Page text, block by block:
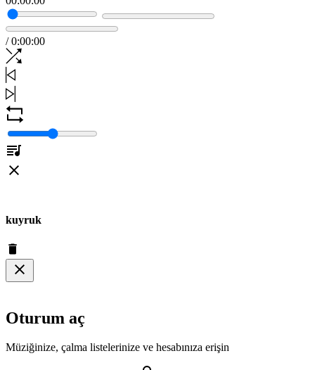
/ 0:00:00
kuyruk
Oturum aç
Müziğinize, çalma listelerinize ve hesabınıza erişin